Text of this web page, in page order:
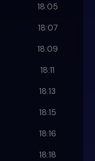
18:05
18:07
18:09
18:11
18:13
18:15
18:16
18:18